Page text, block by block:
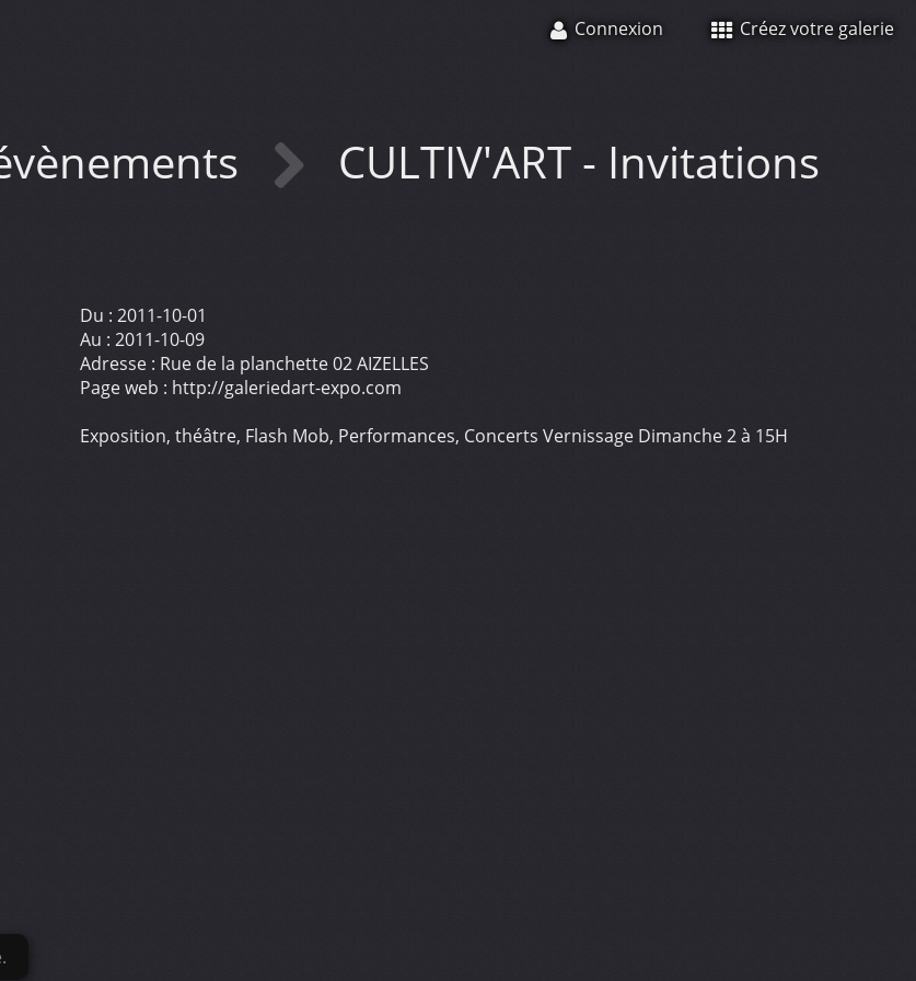
Connexion Créez votre galerie
CULTIV'ART - Invitations
Du : 2011-10-01
Au : 2011-10-09
Adresse : Rue de la planchette 02 AIZELLES
Page web : http://galeriedart-expo.com
Exposition, théâtre, Flash Mob, Performances, Concerts Vernissage Dimanche 2 à 15H